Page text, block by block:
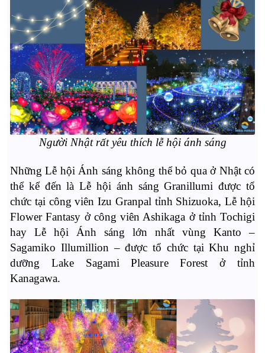
Người Nhật rất yêu thích lễ hội ánh sáng
Những Lễ hội Ánh sáng không thể bỏ qua ở Nhật có
thể kể đến là Lễ hội ánh sáng Granillumi được tổ
chức tại công viên Izu Granpal tỉnh Shizuoka, Lễ hội
Flower Fantasy ở công viên Ashikaga ở tỉnh Tochigi
hay Lễ hội Ánh sáng lớn nhất vùng Kanto –
Sagamiko Illumillion – được tổ chức tại Khu nghỉ
dưỡng Lake Sagami Pleasure Forest ở tỉnh
Kanagawa.